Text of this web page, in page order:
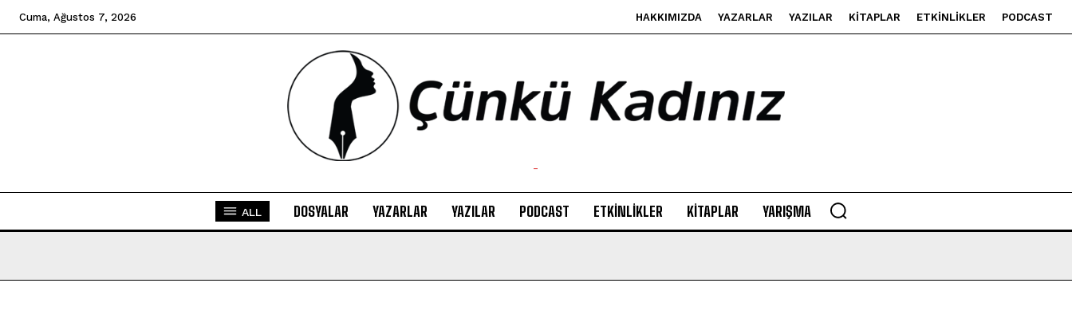
Cuma, Ağustos 7, 2026 HAKKIMIZDA YAZARLAR YAZILAR KITAPLAR ETKINLIKLER PODCAST
-
ALL DOSYALAR YAZARLAR YAZILAR PODCAST ETKINLIKLER KITAPLAR YARIŞMA